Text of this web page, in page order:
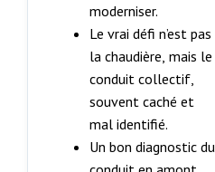
moderniser.
Le vrai défi n’est pas
la chaudière, mais le
conduit collectif,
souvent caché et
mal identifié.
Un bon diagnostic du